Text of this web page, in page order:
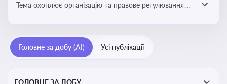
Тема охоплює організацію та правове регулювання
відбувають покарання
Головне за добу (AI) Усі публікації
ГОЛОВНЕ ЗА ДОБУ